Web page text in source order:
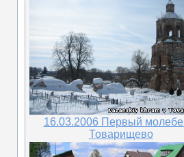
16.03.2006 Первый
Товарищево